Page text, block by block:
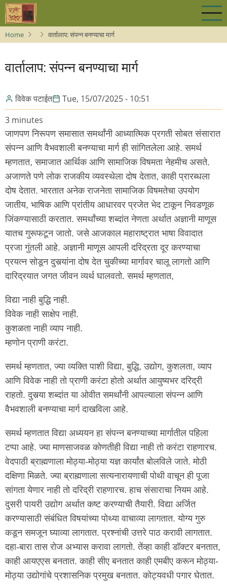
Skip
main
content
Home वार्तालाप: संपन्न बनण्याचा मार्ग
वार्तालाप: संपन्न बनण्याचा मार्ग
विवेक पटाईत
Tue, 15/07/2025 - 10:51
3 minutes
जाणपण निरूपण समासात समर्थांनी आध्यात्मिक प्रगती सोबत संसारात
संपन्न आणि वैभवशाली बनण्याचा मार्ग ही सांगितलेला आहे. समर्थ
म्हणतात, समाजात आर्थिक आणि सामाजिक विषमता नेहमीच असते.
अजाणते पणे लोक राजकीय व्यवस्थेला दोष देतात, काही प्रारब्धला
दोष देतात. भारतात अनेक राजनेता सामाजिक विषमतेचा उपयोग
जातीय, भाषिक आणि प्रांतीय आधारवर प्रजेत भेद टाकून निवडणूक
जिंकण्यासाठी करतात. समर्थांच्या शब्दांत नेणता अर्थात अज्ञानी माणूस
यातच गुरूफटून जातो. जसे आजकाल महाराष्ट्रात भाषा विवादात
प्रजा गुंतली आहे. अज्ञानी माणूस आपली दरिद्रता दूर करण्याचा
प्रयत्न सोडून दुसर्‍यांना दोष देत चुकीच्या मार्गावर चालू लागतो आणि
दारिद्रयात जगत जीवन व्यर्थ घालवतो. समर्थ म्हणतात,
विद्या नाही बुद्धि नाही.
विवेक नाही साक्षेप नाही.
कुशळता नाही व्याप नाही.
म्हणोन प्राणी करंटा.
समर्थ म्हणतात, ज्या व्यक्ति पाशी विद्या, बुद्धि, उद्योग, कुशलता, व्याप
आणि विवेक नाही तो प्राणी करंटा होतो अर्थात आयुष्यभर दरिद्री
राहतो. दुसर्‍या शब्दांत या ओवीत समर्थांनी आपल्याला संपन्न आणि
वैभवशाली बनण्याचा मार्ग दाखविला आहे.
समर्थ म्हणतात विद्या अध्ययन हा संपन्न बनण्याच्या मार्गातील पहिला
टप्पा आहे. ज्या माणसाजवळ कोणतीही विद्या नाही तो करंटा राहणारच.
वेदपाठी ब्राह्मणाला मोठ्या-मोठ्या यज्ञ कार्यांत बोलविले जाते. मोठी
दक्षिणा मिळते. ज्या ब्राह्मणाला सत्यनारायणाची पोथी वाचून ही पूजा
सांगता येणार नाही तो दरिद्री राहणारच. हाच संसाराचा नियम आहे.
दुसरी पायरी उद्योग अर्थात कष्ट करण्याची तैयारी. विद्या अर्जित
करण्यासाठी संबंधित विषयांच्या पोथ्या वाचाव्या लागतात. योग्य गुरु
कडून समजून घ्याव्या लागतात. प्रश्नांची उत्तरे पाठ करावी लागतात.
दहा-बारा तास रोज अभ्यास करावा लागतो. तेंव्हा काही डॉक्टर बनतात,
काही आयएएस बनतात. काही सीए बनतात काही एमबीए करून मोठ्या-
मोठ्या उद्योगांचे प्रशासनिक प्रमुख बनतात. कोट्यवधी पगार घेतात.